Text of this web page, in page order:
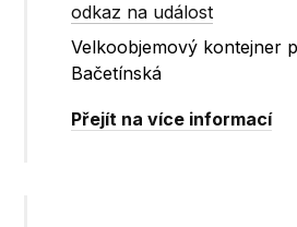
odkaz na událost
Velkoobjemový kontejner
Bačetínská
Přejít na více informací